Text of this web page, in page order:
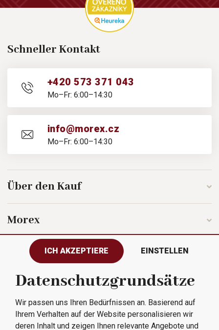
Schneller Kontakt
+420 573 371 043
Mo–Fr: 6:00–14:30
info@morex.cz
Mo–Fr: 6:00–14:30
Über den Kauf
Morex
Folgen Sie uns
Alle Rechte vorbehalten © 2023
Morex, spol. s r.o.
ICH AKZEPTIERE EINSTELLEN
Datenschutzgrundsätze
Wir passen uns Ihren Bedürfnissen an. Basierend auf
Ihrem Verhalten auf der Website personalisieren wir
deren Inhalt und zeigen Ihnen relevante Angebote und